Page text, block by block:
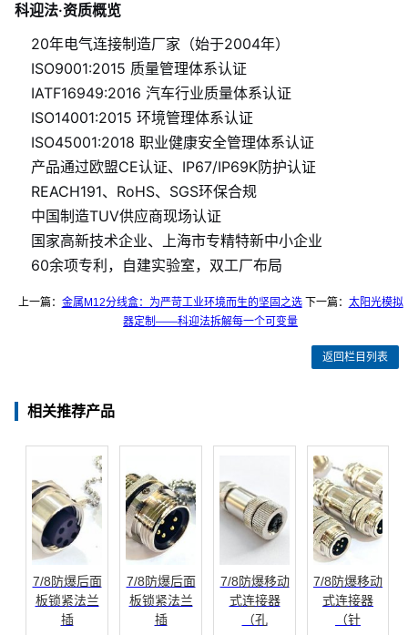
科迎法·资质概览
20年电气连接制造厂家（始于2004年）
ISO9001:2015 质量管理体系认证
IATF16949:2016 汽车行业质量体系认证
ISO14001:2015 环境管理体系认证
ISO45001:2018 职业健康安全管理体系认证
产品通过欧盟CE认证、IP67/IP69K防护认证
REACH191、RoHS、SGS环保合规
中国制造TUV供应商现场认证
国家高新技术企业、上海市专精特新中小企业
60余项专利，自建实验室，双工厂布局
上一篇： 金属M12分线盒：为严苛工业环境而生的坚固之选下一篇： 太阳光模拟
器定制——科迎法拆解每一个可变量
返回栏目列表
相关推荐产品
7/8防爆后面
板锁紧法兰
插
7/8防爆后面
板锁紧法兰
插
7/8防爆移动
式连接器
（孔
7/8防爆移动
式连接器
（针